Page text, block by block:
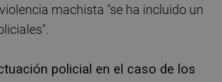
machista "se ha incluido un
policial en el caso de los